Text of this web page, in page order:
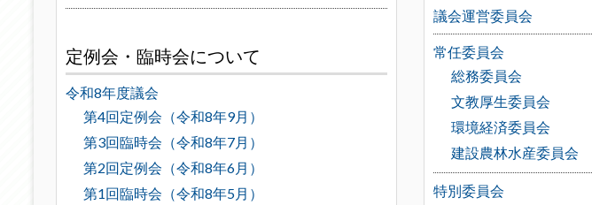
定例会・臨時会について
令和8年度議会
第4回定例会（令和8年9月）
第3回臨時会（令和8年7月）
第2回定例会（令和8年6月）
第1回臨時会（令和8年5月）
議会運営委員会
常任委員会
総務委員会
文教厚生委員会
環境経済委員会
建設農林水産委員会
特別委員会